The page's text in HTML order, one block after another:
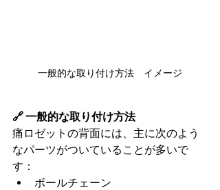
一般的な取り付け方法　イメージ
🔗 一般的な取り付け方法
痛ロゼットの背面には、主に次のよう
なパーツがついていることが多いで
す：
ボールチェーン